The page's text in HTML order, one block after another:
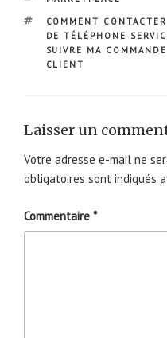
ÉTIQUETTES
COMMENT CONTACTER
DE TÉLÉPHONE
SUIVRE MA
CLIENT
Laisser un
Votre adresse e-mail ne
obligatoires sont indiqués
Commentaire *